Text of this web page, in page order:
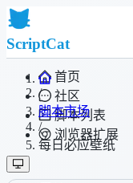
ScriptCat
首页
社区
脚本列表
浏览器扩展
/
脚本市场
/
每日必应壁纸